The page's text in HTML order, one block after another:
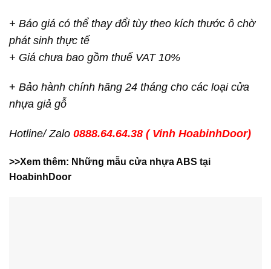
+ Báo giá có thể thay đổi tùy theo kích thước ô chờ
phát sinh thực tế
+ Giá chưa bao gồm thuế VAT 10%
+ Bảo hành chính hãng 24 tháng cho các loại cửa
nhựa giả gỗ
Hotline/ Zalo 0888.64.64.38 ( Vinh HoabinhDoor)
>>Xem thêm: Những mẫu cửa nhựa ABS tại
HoabinhDoor